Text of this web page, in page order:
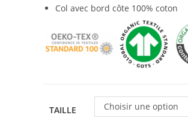
Col avec bord côte 100% coton
TAILLE Choisir une option